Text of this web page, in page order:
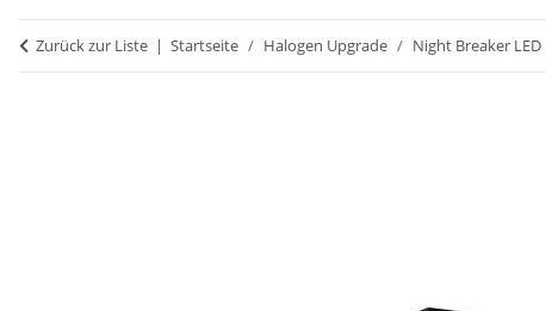
Zurück zur Liste Startseite Halogen Upgrade Night Breaker LED